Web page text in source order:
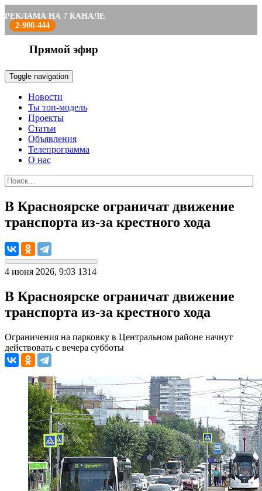
РЕКЛАМА НА 7 КАНАЛЕ
2-900-444
Прямой эфир
Toggle navigation
Новости
Ты топ-модель
Проекты
Статьи
Объявления
Телепрограмма
О нас
В Красноярске ограничат движение
транспорта из-за крестного хода
4 июня 2026, 9:03 1314
В Красноярске ограничат движение
транспорта из-за крестного хода
Ограничения на парковку в Центральном районе начнут
действовать с вечера субботы